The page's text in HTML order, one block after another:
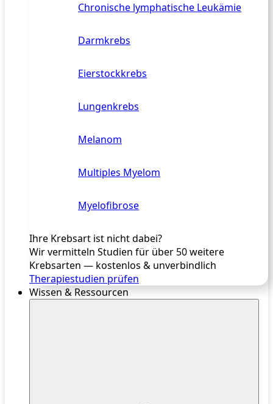
Chronische lymphatische Leukämie
Darmkrebs
Eierstockkrebs
Lungenkrebs
Melanom
Multiples Myelom
Myelofibrose
Ihre Krebsart ist nicht dabei?
Wir vermitteln Studien für über 50 weitere
Krebsarten — kostenlos & unverbindlich
Therapiestudien prüfen
Wissen & Ressourcen